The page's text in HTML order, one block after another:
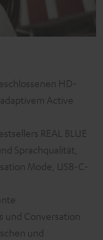
HD-
Active
REAL BLUE
Sprachqualität,
Mode, USB-C-
und Conversation
und